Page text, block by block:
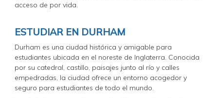
acceso de por vida.
ESTUDIAR EN DURHAM
Durham es una ciudad histórica y amigable para
estudiantes ubicada en el noreste de Inglaterra. Conocida
por su catedral, castillo, paisajes junto al río y calles
empedradas, la ciudad ofrece un entorno acogedor y
seguro para estudiantes de todo el mundo.